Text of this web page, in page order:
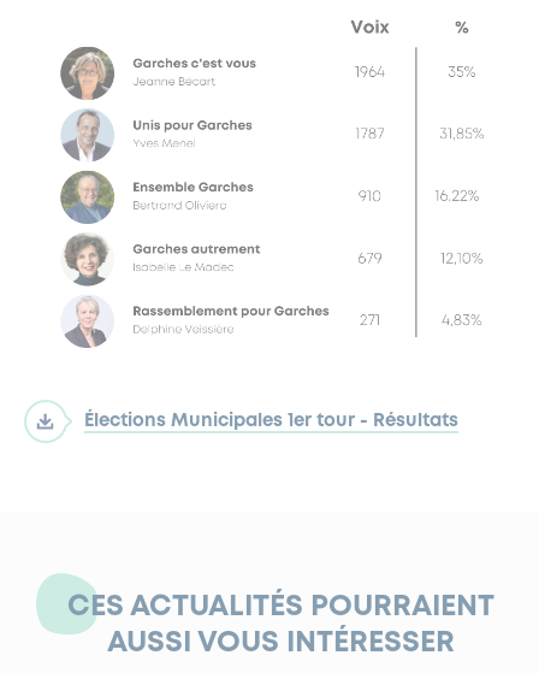
Élections Municipales 1er tour - Résultats
CES ACTUALITÉS POURRAIENT
AUSSI VOUS INTÉRESSER